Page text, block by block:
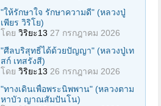
"ให้รักษาใจ รักษาความดี" (หลวงปู่
เพียร วิริโย)
โดย วิริยะ13 27 กรกฎาคม 2026
"ศีลบริสุทธิ์ได้ด้วยปัญญา" (หลวงปู่เท
สก์ เทสรังสี)
โดย วิริยะ13 26 กรกฎาคม 2026
"ทางเดินเพื่อพระนิพพาน" (หลวงตาม
หาบัว ญาณสัมปันโน)